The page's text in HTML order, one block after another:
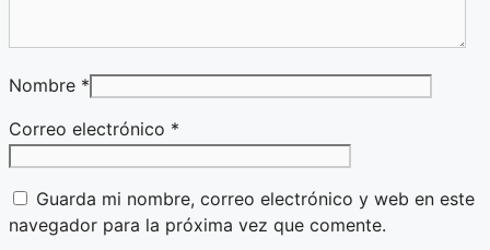
Nombre *
Correo electrónico *
Guarda mi nombre, correo electrónico y web en este
navegador para la próxima vez que comente.